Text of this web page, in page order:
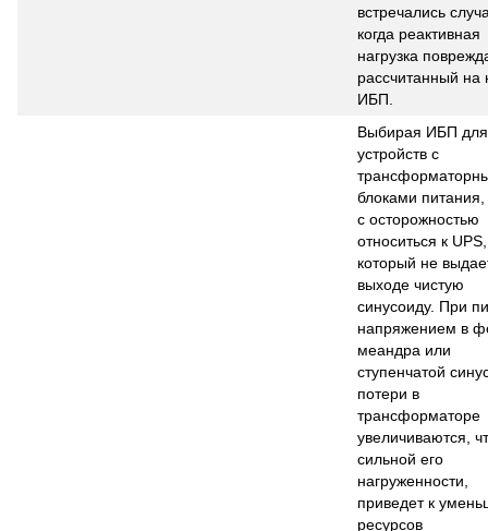
встречались
когда реактивная
нагрузка
рассчитанный на
ИБП.
Выбирая ИБП для
устройств с
блоками
с осторожностью
относиться к UPS,
который не
выходе чистую
синусоиду. При
напряжением в
меандра или
ступенчатой
потери в
трансформаторе
увеличиваются,
сильной его
нагруженности,
приведет к
ресурсов